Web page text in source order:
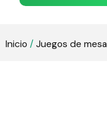
Inicio /Juegos de mesa